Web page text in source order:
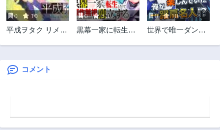
2年前 2年前
第80話
2年前
第79話
2年前
第78話 第77話
第76話
0 10
平成ヲタク リメン
0 6.3
黒幕一家に転生し
0 10
世界で唯一ダンジ
信者に晒される ～
コメント